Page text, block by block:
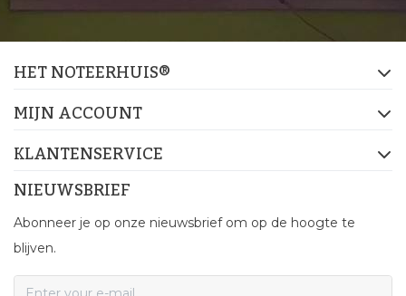
HET NOTEERHUIS®
MIJN ACCOUNT
KLANTENSERVICE
NIEUWSBRIEF
Abonneer je op onze nieuwsbrief om op de hoogte te
blijven.